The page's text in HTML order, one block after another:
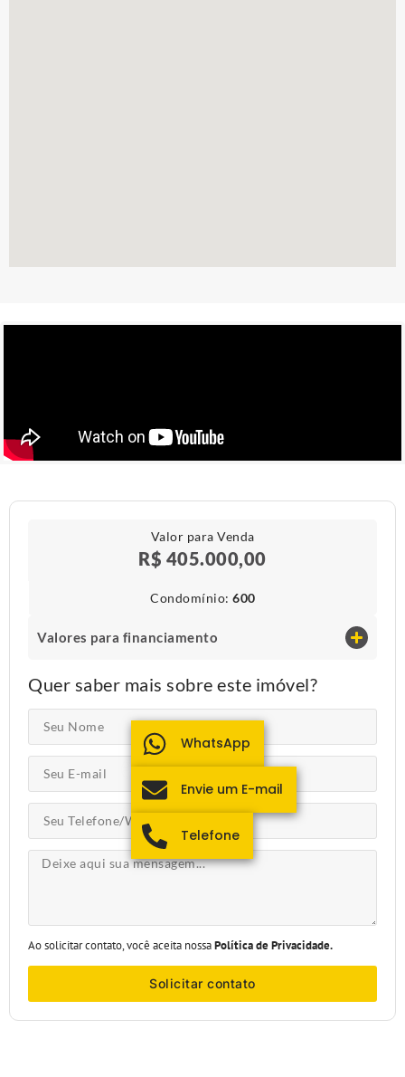
Valor para Venda
R$ 405.000,00
Condomínio​: 600
Valores para financiamento
Quer saber mais sobre este imóvel?
Ao solicitar contato, você aceita nossaPolítica de Privacidade.
Solicitar contato
WhatsApp
Envie um E-mail
Telefone